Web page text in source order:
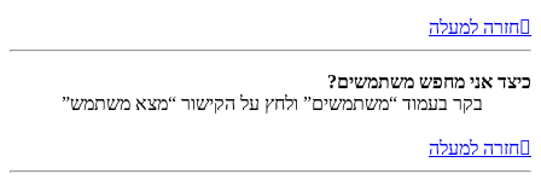
חזרה למעלה
כיצד אני מחפש משתמשים?
בקר בעמוד “משתמשים” ולחץ על הקישור “מצא משתמש”
חזרה למעלה